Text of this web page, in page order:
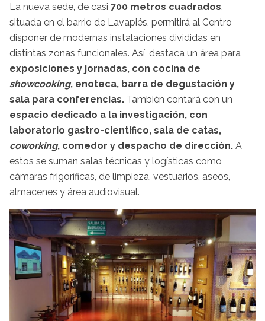
La nueva sede, de casi 700 metros cuadrados,
situada en el barrio de Lavapiés, permitirá al Centro
disponer de modernas instalaciones divididas en
distintas zonas funcionales. Así, destaca un área para
exposiciones y jornadas, con cocina de
showcooking, enoteca, barra de degustación y
sala para conferencias. También contará con un
espacio dedicado a la investigación, con
laboratorio gastro-científico, sala de catas,
coworking, comedor y despacho de dirección. A
estos se suman salas técnicas y logísticas como
cámaras frigoríficas, de limpieza, vestuarios, aseos,
almacenes y área audiovisual.